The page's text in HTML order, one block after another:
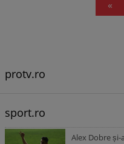
«
protv.ro
sport.ro
Alex Dobre